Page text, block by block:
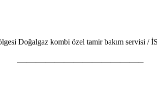
Doğalgaz kombi özel tamir bakım servisi /
—————————————–